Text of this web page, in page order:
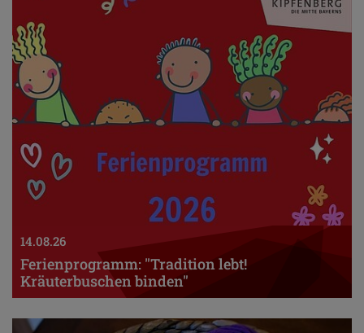
14.08.26
Ferienprogramm: "Tradition lebt!
Kräuterbuschen binden"